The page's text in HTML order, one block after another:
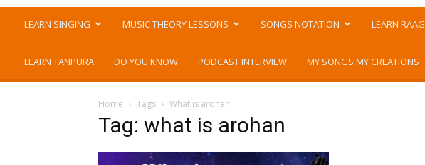
LEARN SINGING MUSIC THEORY LESSONS SONGS NOTATION LEARN RAAG
LEARN TANPURA DO YOU KNOW PODCAST INTERVIEW MY SONGS MY CREATIONS
Home Tags What is arohan
Tag: what is arohan